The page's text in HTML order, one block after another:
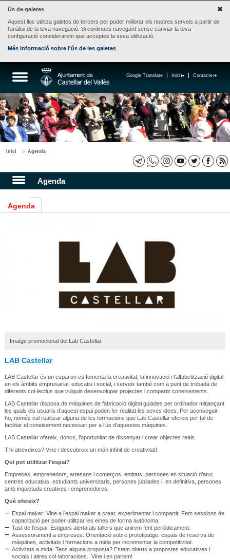
Ús de galetes
Aquest lloc utilitza galetes de tercers per poder millorar els nostres serveis a partir de
l'anàlisi de la teva navegació. Si continues navegant sense canviar la teva
configuració considerarem que acceptes la seva utilització.
Més informació sobre l'ús de les galetes
Contacte
Inici
Google Translate
Inici Agenda
Agenda
Agenda
Imatge promocional del Lab Castellar.
LAB Castellar
LAB Castellar és un espai on es fomenta la creativitat, la innovació i l’alfabetització digital
en els àmbits empresarial, educatiu i social, i serveix també com a punt de trobada de
diferents col·lectius que vulguin desenvolupar projectes i compartir coneixements.
LAB Castellar disposa de màquines de fabricació digital guiades per ordinador mitjançant
les quals els usuaris d’aquest espai poden fer realitat les seves idees. Per aconseguir-
ho, només cal realitzar alguna de les formacions que Lab Castellar ofereix per tal de
facilitar el coneixement necessari per a l’ús d’aquestes màquines.
LAB Castellar ofereix, doncs, l’oportunitat de dissenyar i crear objectes reals.
T’hi atreveixes? Vine i descobreix un món infinit de creativitat!
Qui pot utilitzar l’espai?
Empreses, emprenedors, artesans i comerços, entitats, persones en situació d’atur,
centres educatius, estudiants universitaris, persones jubilades i, en definitiva, persones
amb inquietuds creatives i emprenedores.
Què ofereix?
Espai maker: Vine a l’espai maker a crear, experimentar i compartir. Fem sessions de
capacitació per poder utilitzar les eines de forma autònoma.
Tast de l’espai: Estigues alerta als tallers que anirem fent periòdicament.
Assessorament a empreses: Orientació sobre prototipatge, espais de reserva de
màquines, activitats i formacions a mida per incrementar la competitivitat.
Activitats a mida: Tens alguna proposta? Estem oberts a propostes educatives i
socials i altres col·laboracions. Vine i en parlem!